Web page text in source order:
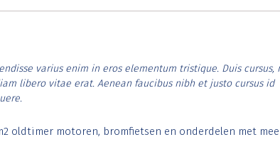
varius enim in eros elementum tristique. Duis cursus,
libero vitae erat. Aenean faucibus nibh et justo cursus id
oldtimer motoren, bromfietsen en onderdelen met